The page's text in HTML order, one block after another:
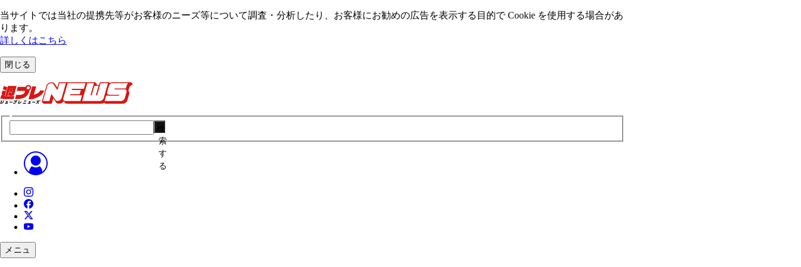
当サイトでは当社の提携先等がお客様のニーズ等について調査・分析したり、お客様にお勧めの広告を表⽰する⽬的で Cookie を使⽤する場合があ
ります。
詳しくはこちら
閉じる
索
す
る
メニュ